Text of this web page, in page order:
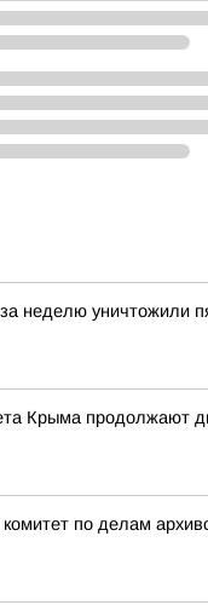
неделю уничтожили
Крыма продолжают
комитет по делам